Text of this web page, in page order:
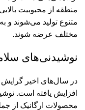
منطقه از محبوبیت
متنوع تولید می‌شوند و به
مختلف عرضه شوند.
نوشیدنی‌های
در سال‌های اخیر
افزایش یافته است.
محصولات ارگانیک از